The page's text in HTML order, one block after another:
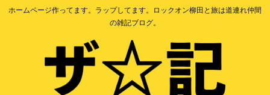
ホームページ作ってます。ラップしてます。ロックオン柳田と旅は道連れ仲間
の雑記ブログ。